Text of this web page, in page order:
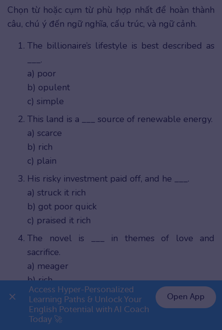
Chọn từ hoặc cụm từ phù hợp nhất để hoàn thành
câu, chú ý đến ngữ nghĩa, cấu trúc, và ngữ cảnh.
The billionaire’s lifestyle is best described as
___.
a) poor
b) opulent
c) simple
This land is a ___ source of renewable energy.
a) scarce
b) rich
c) plain
His risky investment paid off, and he ___.
a) struck it rich
b) got poor quick
c) praised it rich
The novel is ___ in themes of love and
sacrifice.
a) meager
b) rich
c) destitute
The dessert’s ___ texture made it
unforgettable.
👉 Premium 1 năm chỉ 999K
Access Hyper-Personalized
Learning Paths & Unlock Your
English Potential with AI Coach
Today 🚀
Open App